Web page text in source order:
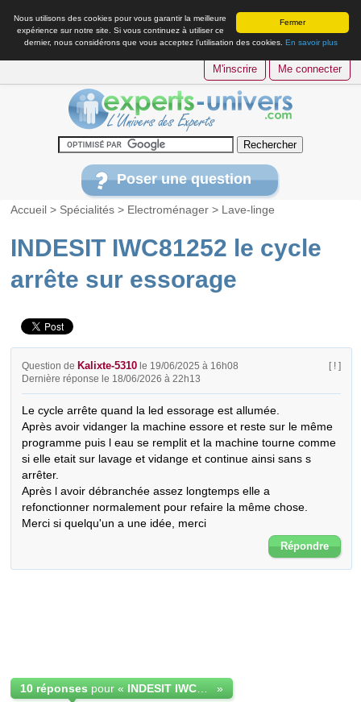
Fermer
Nous utilisons des cookies pour vous garantir la meilleure
expérience sur notre site. Si vous continuez à utiliser ce
dernier, nous considérons que vous acceptez l’utilisation des cookies. En savoir plus
M'inscrire Me connecter
Poser une question
Accueil > Spécialités > Electroménager > Lave-linge
INDESIT IWC81252 le cycle
arrête sur essorage
Question de Kalixte-5310 le 19/06/2025 à 16h08
Dernière réponse le 18/06/2026 à 22h13
[ ! ]
Le cycle arrête quand la led essorage est allumée.
Après avoir vidanger la machine essore et reste sur le même
programme puis l eau se remplit et la machine tourne comme
si elle etait sur lavage et vidange et continue ainsi sans s
arrêter.
Après l avoir débranchée assez longtemps elle a
refonctionner normalement pour refaire la même chose.
Merci si quelqu'un a une idée, merci
Répondre
10 réponses pour « »